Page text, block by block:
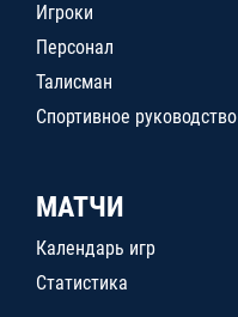
Игроки
Персонал
Талисман
Спортивное руководство
МАТЧИ
Календарь игр
Статистика